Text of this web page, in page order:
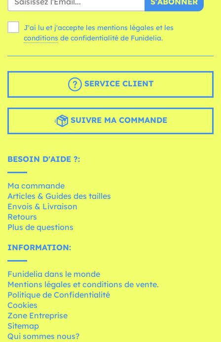
J'ai lu et j'accepte les mentions légales et les
conditions de confidentialité de Funidelia.
SERVICE CLIENT
SUIVRE MA COMMANDE
BESOIN D'AIDE ?:
Ma commande
Articles & Guides des tailles
Envois & Livraison
Retours
Plus de questions
INFORMATION:
Funidelia dans le monde
Mentions légales et conditions de vente.
Politique de Confidentialité
Cookies
Zone Entreprise
Sitemap
Qui sommes nous?